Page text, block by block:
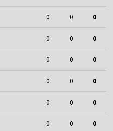
0 0 0
0 0 0
0 0 0
0 0 0
0 0 0
0 0 0